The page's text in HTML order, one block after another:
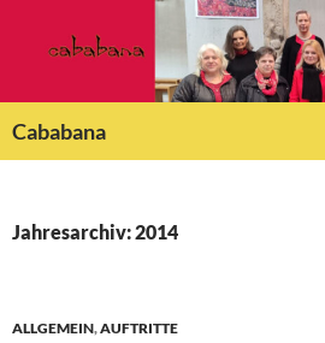
Cababana
Jahresarchiv: 2014
ALLGEMEIN,AUFTRITTE